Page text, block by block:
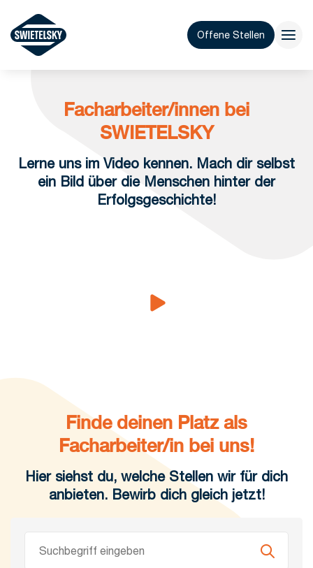
Offene Stellen
Facharbeiter/innen bei
SWIETELSKY
Lerne uns im Video kennen. Mach dir selbst
ein Bild über die Menschen hinter der
Erfolgsgeschichte!
Finde deinen Platz als
Facharbeiter/in bei uns!
Hier siehst du, welche Stellen wir für dich
anbieten. Bewirb dich gleich jetzt!